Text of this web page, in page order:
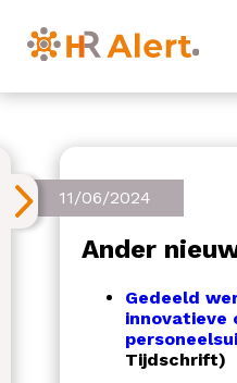
11/06/2024
Ander
Gedeeld
innovatieve
Tijdschrift)